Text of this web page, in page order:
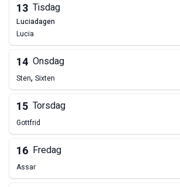
13 Tisdag
Luciadagen
Lucia
14 Onsdag
Sten, Sixten
15 Torsdag
Gottfrid
16 Fredag
Assar